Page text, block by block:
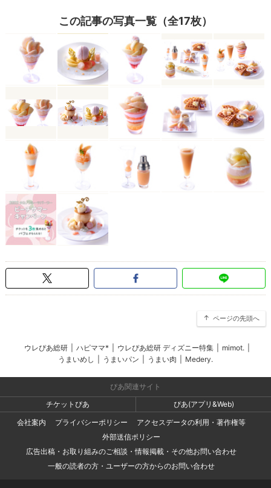
この記事の写真一覧（全17枚）
ページの先頭へ
ウレぴあ総研 ハピママ* ウレぴあ総研 ディズニー特集 mimot.
うまいめし
うまいパン うまい肉 Medery.
ぴあ関連サイト
チケットぴあ
ぴあ(アプリ&Web)
会社案内
プライバシーポリシー
アクセスデータの利用・著作権等
外部送信ポリシー
広告出稿・お取り組みのご相談・情報掲載・その他お問い合わせ
一般の読者の方・ユーザーの方からのお問い合わせ